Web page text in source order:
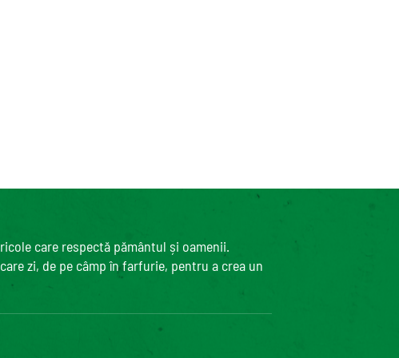
care respectă pământul și oamenii.
zi, de pe câmp în farfurie, pentru a crea un